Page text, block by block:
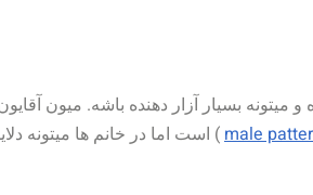
male) است اما در خانم ها میتونه